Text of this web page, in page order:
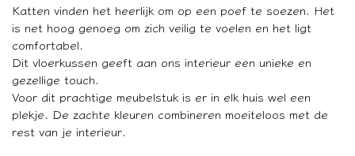
Katten vinden het heerlijk om op een poef te soezen. Het
is net hoog genoeg om zich veilig te voelen en het ligt
comfortabel.
Dit vloerkussen geeft aan ons interieur een unieke en
gezellige touch.
Voor dit prachtige meubelstuk is er in elk huis wel een
plekje. De zachte kleuren combineren moeiteloos met de
rest van je interieur.